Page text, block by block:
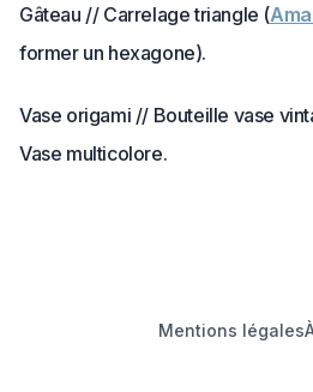
Gâteau // Carrelage triangle (
former un hexagone).
Vase origami // Bouteille vase
Vase multicolore.
Mentions légales